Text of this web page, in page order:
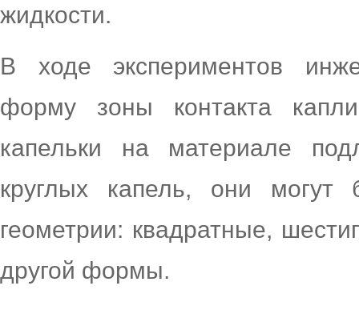
жидкости.
В ходе экспериментов
форму зоны контакта
капельки на материале
круглых капель, они
геометрии: квадратные,
другой формы.